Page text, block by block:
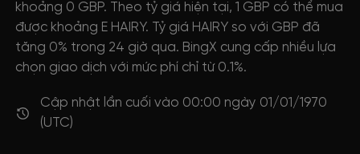
khoảng 0 GBP. Theo tỷ giá hiện tại, 1 GBP có thể mua
được khoảng E HAIRY. Tỷ giá HAIRY so với GBP đã
tăng 0% trong 24 giờ qua. BingX cung cấp nhiều lựa
chọn giao dịch với mức phí chỉ từ 0.1%.
Cập nhật lần cuối vào 00:00 ngày 01/01/1970
(UTC)